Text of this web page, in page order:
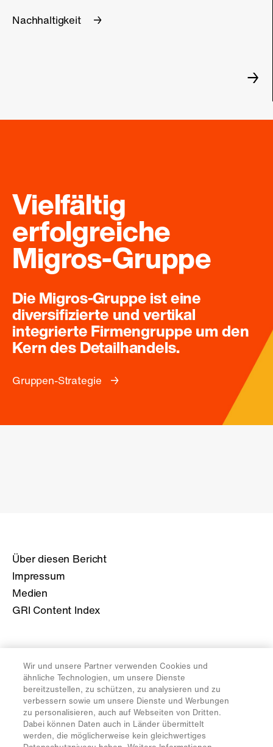
Nachhaltigkeit
Vielfältig
erfolgreiche
Migros-Gruppe
Die Migros-Gruppe ist eine
diversifizierte und vertikal
integrierte Firmengruppe um den
Kern des Detailhandels.
Gruppen-Strategie
Über diesen Bericht
Impressum
Medien
GRI Content Index
Geschäftsbericht M21
Geschäftsbericht M20
Geschäftsbericht M19
Geschäftsbericht M18
Geschäftsbericht M17
Wir und unsere Partner verwenden Cookies und
ähnliche Technologien, um unsere Dienste
bereitzustellen, zu schützen, zu analysieren und zu
verbessern sowie um unsere Dienste und Werbungen
zu personalisieren, auch auf Webseiten von Dritten.
Dabei können Daten auch in Länder übermittelt
werden, die möglicherweise kein gleichwertiges